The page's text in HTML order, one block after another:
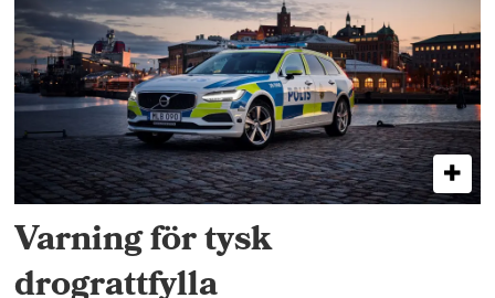
Varning för tysk